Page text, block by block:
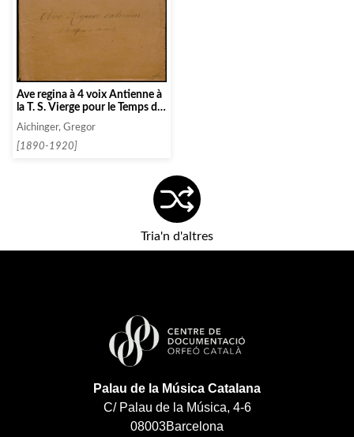
Ave regina à 4 voix Antienne à
la T. S. Vierge pour le Temps de
Aichinger, Gregor
[1890-1920]
Tria'n d'altres
Palau de la Música Catalana
C/ Palau de la Música, 4-6
08003Barcelona